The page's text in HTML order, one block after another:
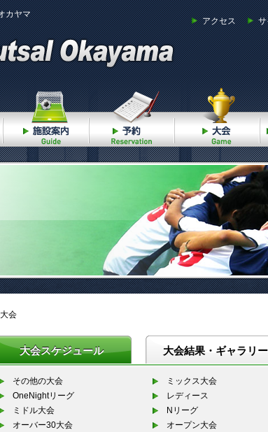
カヤマ
アクセス
ご利用案内・料金 施設案内 予約
会
大会スケジュール 大会結果・ギャラリー
その他の大会
OneNightリーグ
ミドル大会
オーバー30大会
ミックス大会
レディース
Nリーグ
オープン大会